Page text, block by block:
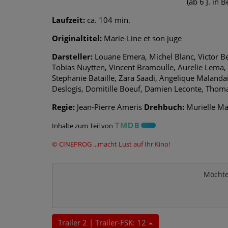
Laufzeit: ca. 104 min.
Originaltitel: Marie-Line et son juge
Darsteller: Louane Emera, Michel Blanc, Victor
Tobias Nuytten, Vincent Bramoulle, Aurelie
Stephanie Bataille, Zara Saadi, Angelique
Deslogis, Domitille Boeuf, Damien Leconte,
Regie: Jean-Pierre Ameris Drehbuch: Murielle
Inhalte zum Teil von
© CINEPROG ...macht Lust auf Ihr Kino!
Trailer 2 | Trailer-FSK: 12